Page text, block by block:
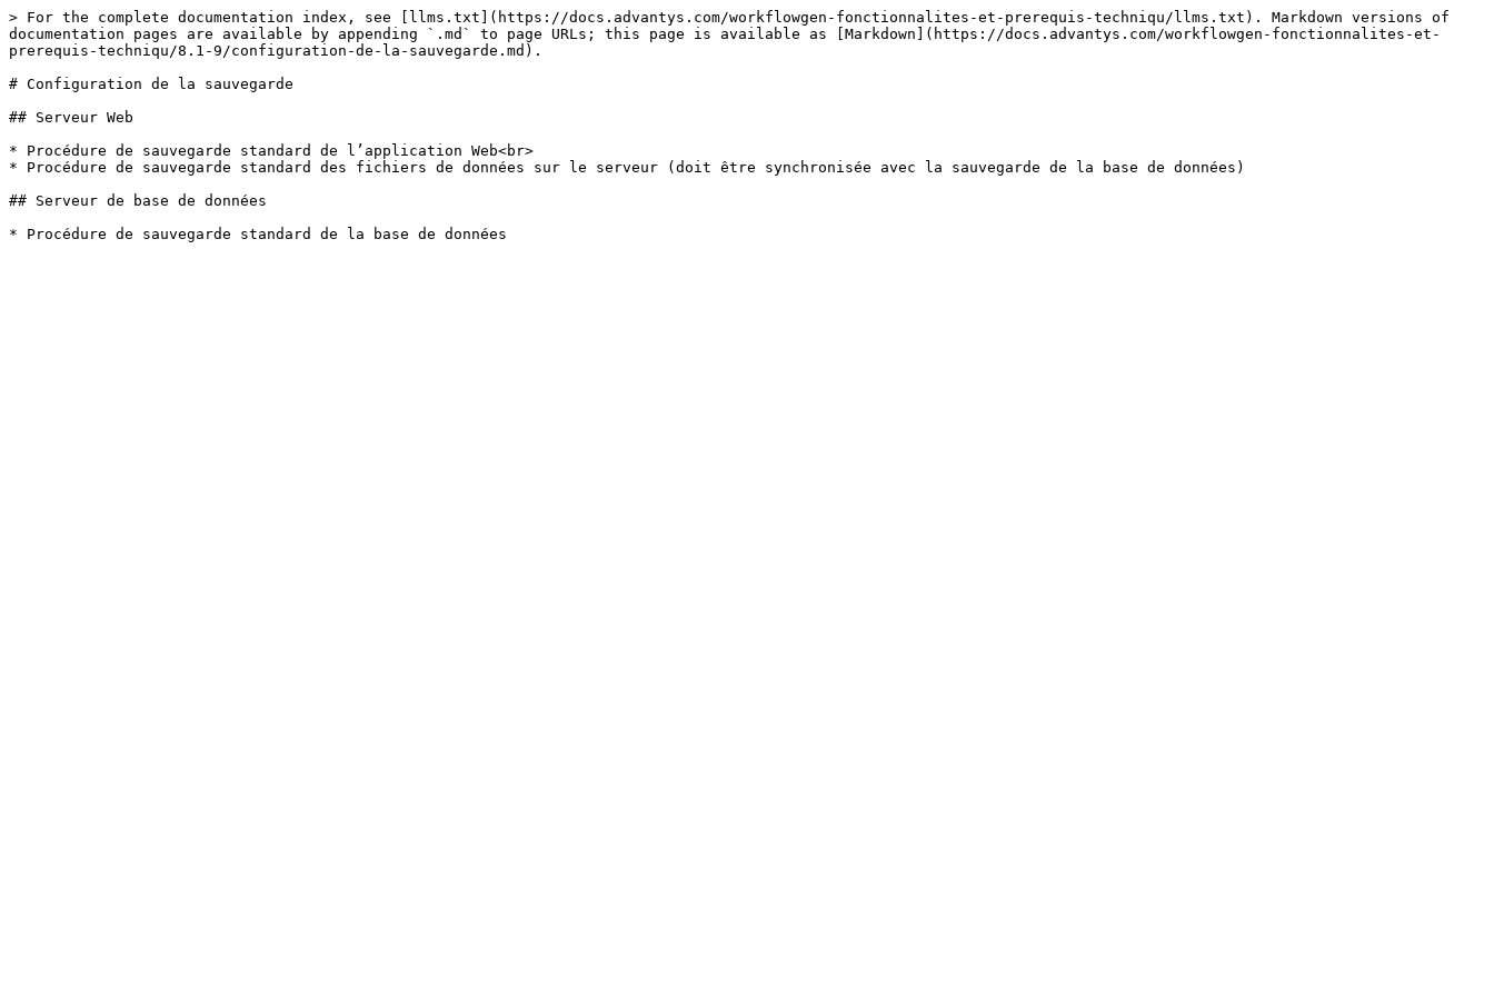
> For the complete documentation index, see [llms.txt](https://docs.advantys.com/workflowgen-fonctionnalites-et-prerequis-techniqu/llms.txt). Markdown versions of
documentation pages are available by appending `.md` to page URLs; this page is available as [Markdown](https://docs.advantys.com/workflowgen-fonctionnalites-et-
prerequis-techniqu/8.1-9/configuration-de-la-sauvegarde.md).
# Configuration de la sauvegarde
## Serveur Web
* Procédure de sauvegarde standard de l’application Web<br>
* Procédure de sauvegarde standard des fichiers de données sur le serveur (doit être synchronisée avec la sauvegarde de la base de données)
## Serveur de base de données